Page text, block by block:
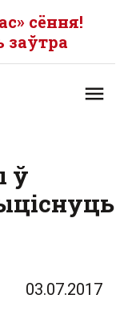
сёння!
ў
03.07.2017